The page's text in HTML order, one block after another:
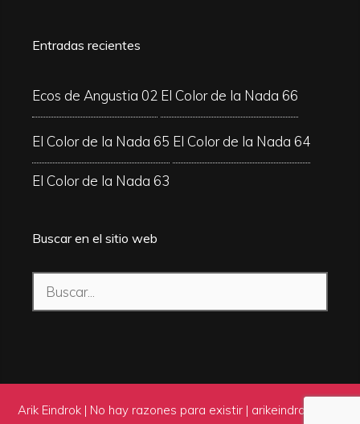
Entradas recientes
Ecos de Angustia 02 El Color de la Nada 66
El Color de la Nada 65 El Color de la Nada 64
El Color de la Nada 63
Buscar en el sitio web
Buscar:
Arik Eindrok | No hay razones para existir | arikeindrok.com